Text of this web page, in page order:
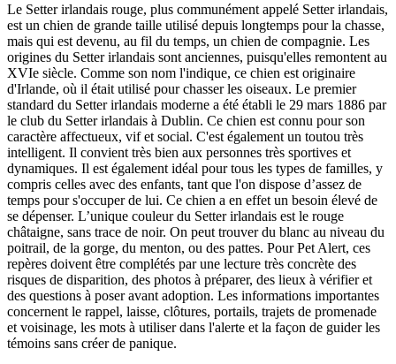
Le Setter irlandais rouge, plus communément appelé Setter irlandais,
est un chien de grande taille utilisé depuis longtemps pour la chasse,
mais qui est devenu, au fil du temps, un chien de compagnie. Les
origines du Setter irlandais sont anciennes, puisqu'elles remontent au
XVIe siècle. Comme son nom l'indique, ce chien est originaire
d'Irlande, où il était utilisé pour chasser les oiseaux. Le premier
standard du Setter irlandais moderne a été établi le 29 mars 1886 par
le club du Setter irlandais à Dublin. Ce chien est connu pour son
caractère affectueux, vif et social. C'est également un toutou très
intelligent. Il convient très bien aux personnes très sportives et
dynamiques. Il est également idéal pour tous les types de familles, y
compris celles avec des enfants, tant que l'on dispose d’assez de
temps pour s'occuper de lui. Ce chien a en effet un besoin élevé de
se dépenser. L’unique couleur du Setter irlandais est le rouge
châtaigne, sans trace de noir. On peut trouver du blanc au niveau du
poitrail, de la gorge, du menton, ou des pattes. Pour Pet Alert, ces
repères doivent être complétés par une lecture très concrète des
risques de disparition, des photos à préparer, des lieux à vérifier et
des questions à poser avant adoption. Les informations importantes
concernent le rappel, laisse, clôtures, portails, trajets de promenade
et voisinage, les mots à utiliser dans l'alerte et la façon de guider les
témoins sans créer de panique.